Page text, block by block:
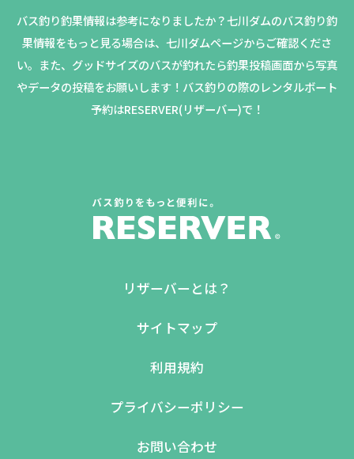
バス釣り釣果情報は参考になりましたか？七川ダムのバス釣り釣
果情報をもっと見る場合は、七川ダムページからご確認くださ
い。 また、グッドサイズのバスが釣れたら釣果投稿画面から写真
やデータの投稿をお願いします！バス釣りの際のレンタルボート
予約はRESERVER(リザーバー)で！
リザーバーとは？
サイトマップ
利用規約
プライバシーポリシー
お問い合わせ